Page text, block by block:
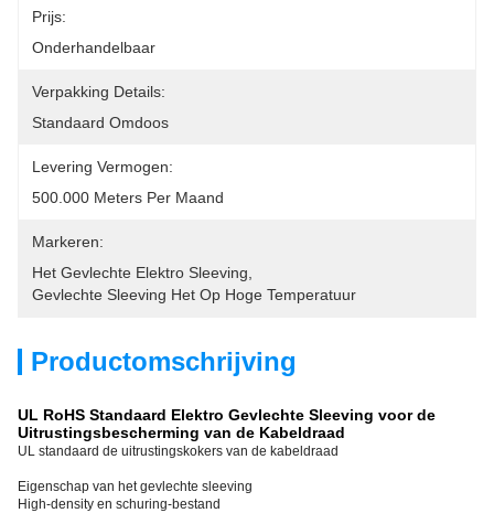
Prijs:
Onderhandelbaar
Verpakking Details:
Standaard Omdoos
Levering Vermogen:
500.000 Meters Per Maand
Markeren:
Het Gevlechte Elektro Sleeving
Gevlechte Sleeving Het Op Hoge Temperatuur
Productomschrijving
UL RoHS Standaard Elektro Gevlechte Sleeving voor de
Uitrustingsbescherming van de Kabeldraad
UL standaard de uitrustingskokers van de kabeldraad
Eigenschap van het gevlechte sleeving
High-density en schuring-bestand